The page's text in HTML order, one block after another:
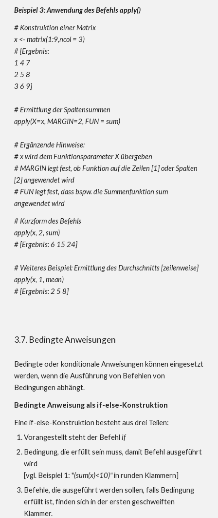
Beispiel 3: Anwendung des Befehls apply()
# Konstruktion einer Matrix
x <- matrix(1:9,ncol = 3)
#[Ergebnis:
1 4 7
2 5 8
3 6 9]
# Ermittlung der Spaltensummen
apply(X=x, MARGIN=2, FUN = sum)
# Ergänzende Hinweise:
# x wird dem Funktionsparameter X übergeben
# MARGIN legt fest, ob Funktion auf die Zeilen [1] oder Spalten
[2] angewendet wird
# FUN legt fest, dass bspw. die Summenfunktion sum
angewendet wird
# Kurzform des Befehls
apply(x, 2, sum)
#[Ergebnis: 6 15 24]
# Weiteres Beispiel: Ermittlung des Durchschnitts [zeilenweise]
apply(x, 1, mean)
#[Ergebnis: 2 5 8]
3.7. Bedingte Anweisungen
Bedingte oder konditionale Anweisungen können eingesetzt
werden, wenn die Ausführung von Befehlen von
Bedingungen abhängt.
Bedingte Anweisung als if-else-Konstruktion
Eine if-else-Konstruktion besteht aus drei Teilen:
Vorangestellt steht der Befehlif
Bedingung, die erfüllt sein muss, damit Befehl ausgeführt
wird
[vgl. Beispiel 1: "(sum(x)<10)"in runden Klammern]
Befehle, die ausgeführt werden sollen, falls Bedingung
erfüllt ist, finden sich in der ersten geschweiften
Klammer.